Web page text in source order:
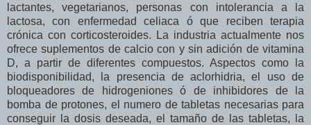
lactantes, vegetarianos, personas con intolerancia a la
lactosa, con enfermedad celiaca ó que reciben terapia
crónica con corticosteroides. La industria actualmente nos
ofrece suplementos de calcio con y sin adición de vitamina
D, a partir de diferentes compuestos. Aspectos como la
biodisponibilidad, la presencia de aclorhidria, el uso de
bloqueadores de hidrogeniones ó de inhibidores de la
bomba de protones, el numero de tabletas necesarias para
conseguir la dosis deseada, el tamaño de las tabletas, la